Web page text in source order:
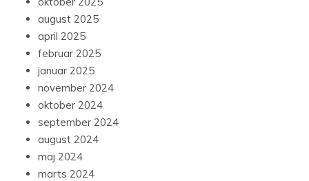
august 2025
april 2025
februar 2025
januar 2025
november 2024
oktober 2024
september 2024
august 2024
maj 2024
marts 2024